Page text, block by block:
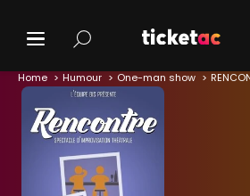
Home Humour One-man show